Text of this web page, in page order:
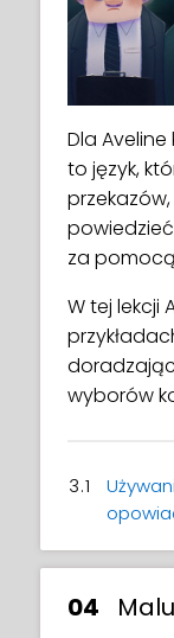
Dla Aveline
to język,
za
W tej lekcji
wyborów
3.1
04